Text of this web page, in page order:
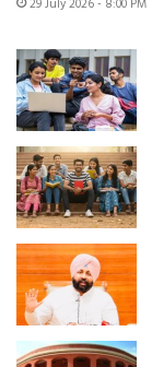
29 July 2026 - 8:00 PM